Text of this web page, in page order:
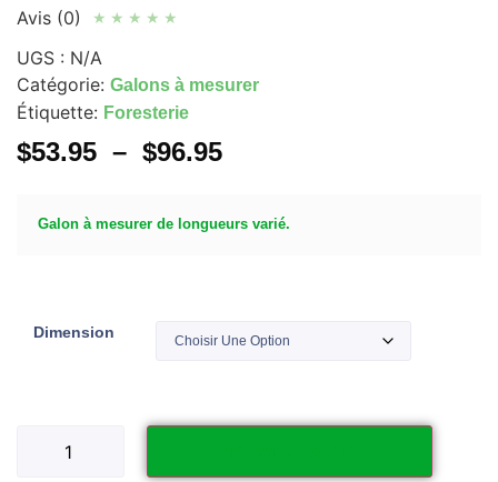
Avis (0) ★ ★ ★ ★ ★
UGS : N/A
Catégorie: Galons à mesurer
Étiquette: Foresterie
$53.95 – $96.95
Galon à mesurer de longueurs varié.
Dimension